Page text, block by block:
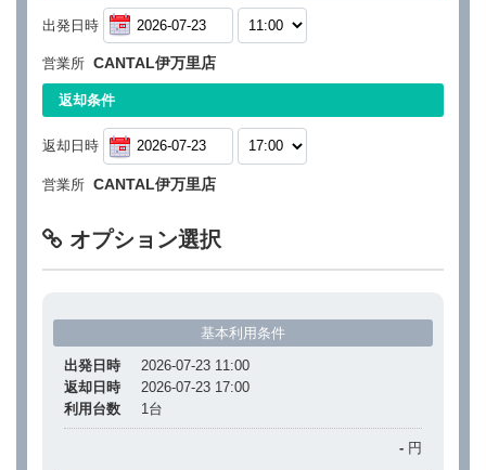
出発日時
営業所 CANTAL伊万里店
返却条件
返却日時
営業所 CANTAL伊万里店
オプション選択
基本利用条件
出発日時
2026-07-23 11:00
返却日時
2026-07-23 17:00
利用台数
1 台
- 円